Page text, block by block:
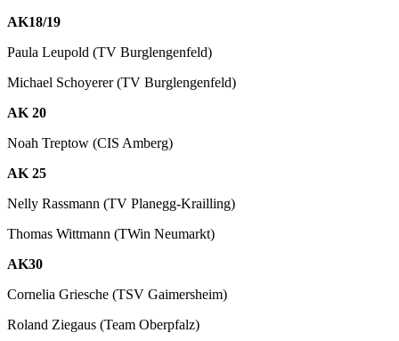
AK18/19
Paula Leupold (TV Burglengenfeld)
Michael Schoyerer (TV Burglengenfeld)
AK 20
Noah Treptow (CIS Amberg)
AK 25
Nelly Rassmann (TV Planegg-Krailling)
Thomas Wittmann (TWin Neumarkt)
AK30
Cornelia Griesche (TSV Gaimersheim)
Roland Ziegaus (Team Oberpfalz)